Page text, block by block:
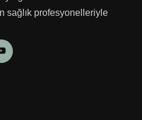
sağlık profesyonelleriyle